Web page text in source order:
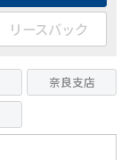
リースバック
奈良支店